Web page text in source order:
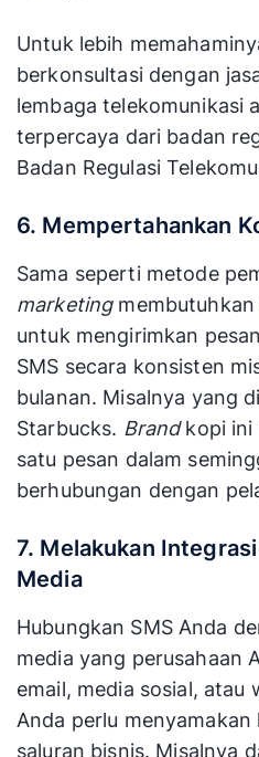
Untuk lebih
berkonsultasi dengan
lembaga telekomunikasi
terpercaya dari badan
Badan Regulasi
6. Mempertahankan
Sama seperti metode
marketing
untuk mengirimkan
SMS secara konsisten
bulanan. Misalnya yang
Starbucks. Brandkopi ini
satu pesan dalam
berhubungan dengan
7. Melakukan
Media
Hubungkan SMS Anda
media yang perusahaan
email, media sosial, atau
Anda perlu menyamakan
saluran bisnis. Misalnya